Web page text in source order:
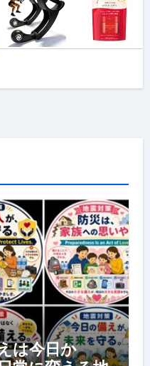
は今日か